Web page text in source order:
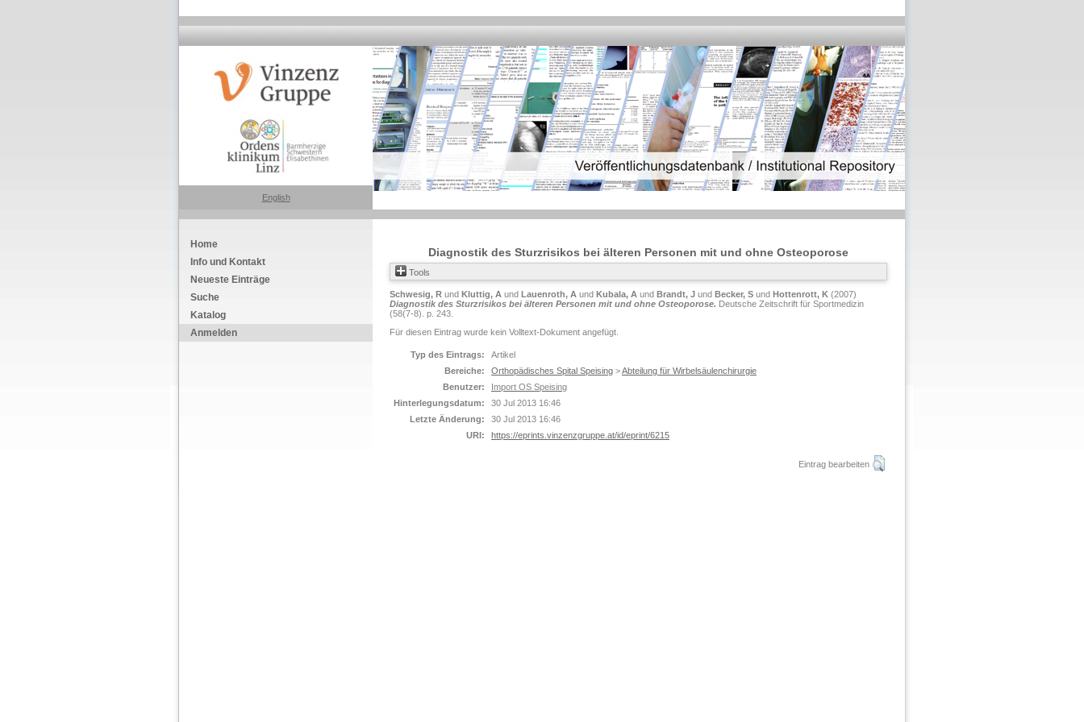
English
Home
Info und Kontakt
Neueste Einträge
Suche
Katalog
Anmelden
Diagnostik des Sturzrisikos bei älteren Personen mit und ohne Osteoporose
Tools
Schwesig, R und Kluttig, A und Lauenroth, A und Kubala, A und Brandt, J und Becker, S und Hottenrott, K (2007)
Diagnostik des Sturzrisikos bei älteren Personen mit und ohne Osteoporose. Deutsche Zeitschrift für Sportmedizin
(58(7-8). p. 243.
Für diesen Eintrag wurde kein Volltext-Dokument angefügt.
Typ des Eintrags:
Artikel
Bereiche:
Orthopädisches Spital Speising >Abteilung für Wirbelsäulenchirurgie
Benutzer:
Import OS Speising
Hinterlegungsdatum:
30 Jul 2013 16:46
Letzte Änderung:
30 Jul 2013 16:46
URI:
https://eprints.vinzenzgruppe.at/id/eprint/6215
Eintrag bearbeiten